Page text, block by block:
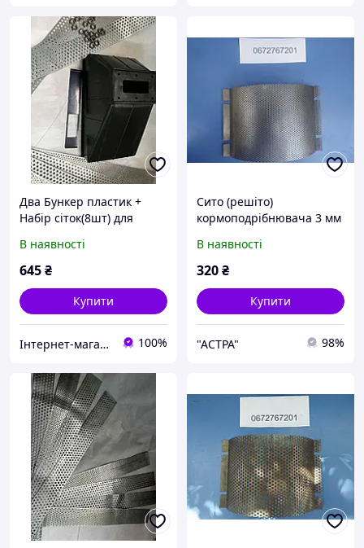
Два Бункер пластик +
Набір сіток(8шт) для
3,4,5,6мм крупорушка
зернодробарка зернові
В наявності
645₴
Купити
Інтернет-магазин "ПрофіРезак" 100%
Сито (решіто)
кормоподрібнювача 3 мм
В наявності
320₴
Купити
"AСТРА" 98%